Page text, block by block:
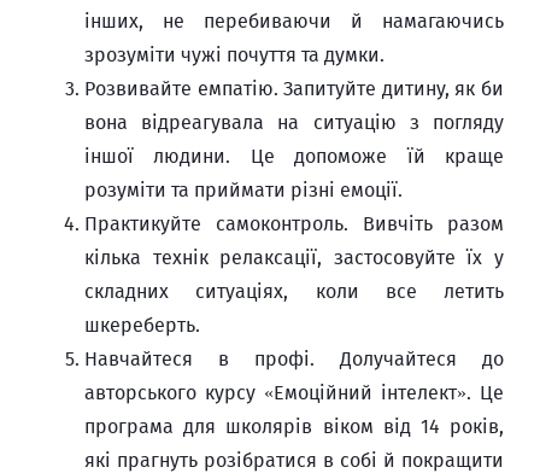
інших, не перебиваючи й намагаючись
зрозуміти чужі почуття та думки.
Розвивайте емпатію. Запитуйте дитину, як би
вона відреагувала на ситуацію з погляду
іншої людини. Це допоможе їй краще
розуміти та приймати різні емоції.
Практикуйте самоконтроль. Вивчіть разом
кілька технік релаксації, застосовуйте їх у
складних ситуаціях, коли все летить
шкереберть.
Навчайтеся в профі. Долучайтеся до
авторського курсу «Емоційний інтелект». Це
програма для школярів віком від 14 років,
які прагнуть розібратися в собі й покращити